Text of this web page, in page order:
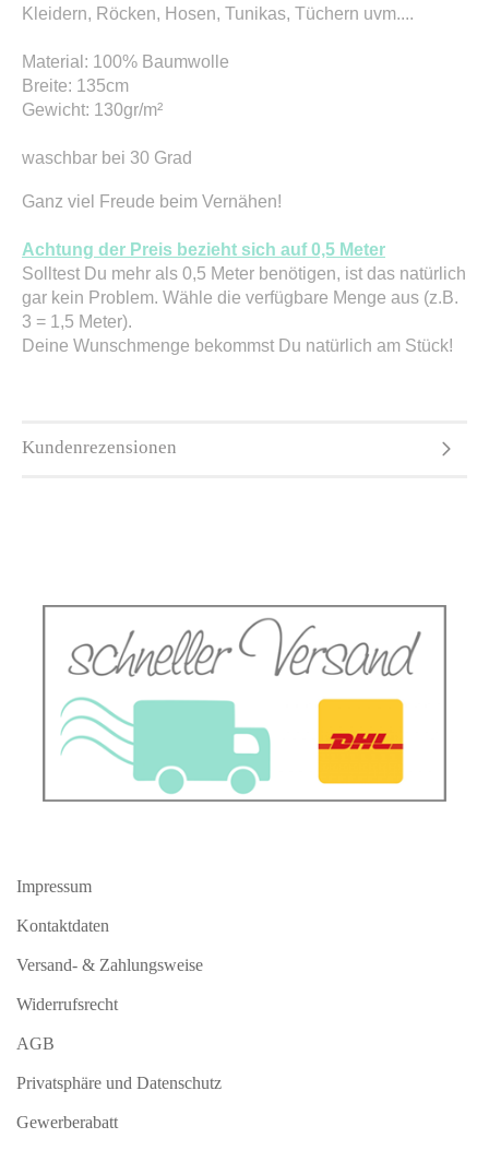
Kleidern, Röcken, Hosen, Tunikas, Tüchern uvm....
Material: 100% Baumwolle
Breite: 135cm
Gewicht: 130gr/m²
waschbar bei 30 Grad
Ganz viel Freude beim Vernähen!
Achtung der Preis bezieht sich auf 0,5 Meter
Solltest Du mehr als 0,5 Meter benötigen, ist das natürlich
gar kein Problem. Wähle die verfügbare Menge aus (z.B.
3 = 1,5 Meter).
Deine Wunschmenge bekommst Du natürlich am Stück!
Kundenrezensionen
Impressum
Kontaktdaten
Versand- & Zahlungsweise
Widerrufsrecht
AGB
Privatsphäre und Datenschutz
Gewerberabatt